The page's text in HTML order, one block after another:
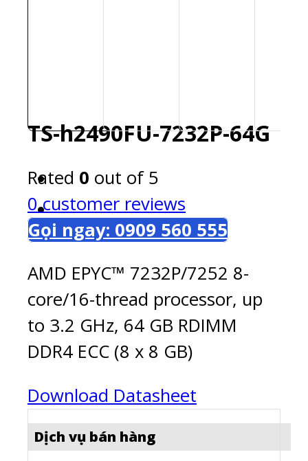
TS-h2490FU-7232P-64G
Rated 0 out of 5
0customer reviews
Gọi ngay: 0909 560 555
AMD EPYC™ 7232P/7252 8-
core/16-thread processor, up
to 3.2 GHz, 64 GB RDIMM
DDR4 ECC (8 x 8 GB)
Download Datasheet
Dịch vụ bán hàng